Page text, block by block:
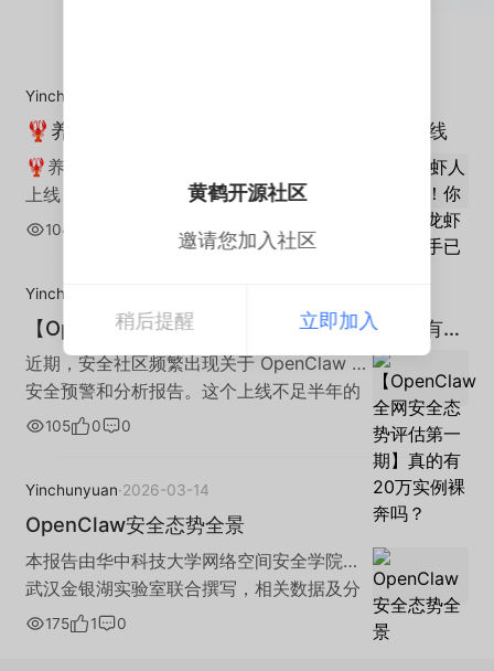
黄鹤开源社区
邀请您加入社区
稍后提醒 立即加入
Yinchunyuan
🦞养虾人注意了！你的白泽龙虾安全助手已上线
🦞养虾人注意了！ 你的白泽龙虾安全助手已
上线 你的AI助手，可能已经不是你的了
2026年初，AI Agent 正在以前所未有的速
度进入每个人的生活。OpenClaw，一个本
在自己的电脑上部署一个"私人AI助手"——
它可以连接飞书、钉钉、Telegram、
WhatsApp等等，帮你处理消息、执行任
务、管理文件，甚至在你睡觉的时候自动运
行。 但随着 AI Agent 权限的不断扩大，新
的安全问题也逐渐显现：配置错误、恶意插
手”变成攻击者的入口。 你的AI助手，很可能
已经不是你的了！ OpenClaw 到底有多危险
这不是危言耸听。根据国家信息安全漏洞库
（CNNVD）统计，仅2026年1月至3月9
中超危漏洞12个，高危漏洞21个、中危漏洞
104
Yinchunyuan
【OpenClaw全网安全态势评估第一期】真的有20
万实例裸奔吗？
近期，安全社区频繁出现关于 OpenClaw 的
安全预警和分析报告。这个上线不足半年的
开源项目，目前在 GitHub 上已经获得 30.4
告和社交媒体讨论中不断出现诸如“公网暴露
超过20万实例”、“AI代理可能被攻击者利
用”、“大量实例处于无防护状态”等话语。 这
些信息在传播过程中不断被放大，使得
OpenClaw 的公网暴露情况显得异常严峻。
然而，根据 AOSP 实验室的连续监测数据，
105 0 0
Yinchunyuan·2026-03-14
OpenClaw安全态势全景
本报告由华中科技大学网络空间安全学院与
武汉金银湖实验室联合撰写，相关数据及分
析结论基于自研的OpenClaw生态安全监测
175 1 0